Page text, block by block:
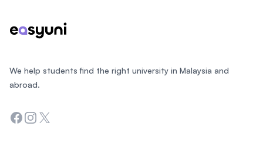
We help students find the right university in Malaysia and
abroad.
Facebook
Instagram
Twitter